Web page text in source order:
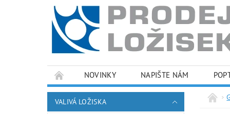
NOVINKY NAPIŠTE NÁM
PODMÍNKY OCHRANY OSOBNÍCH ÚDAJŮ
VALIVÁ LOŽISKA